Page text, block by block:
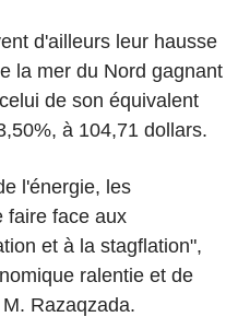
d'ailleurs leur hausse
la mer du Nord gagnant
de son équivalent
à 104,71 dollars.
l'énergie, les
faire face aux
et à la stagflation",
ralentie et de
Razaqzada.